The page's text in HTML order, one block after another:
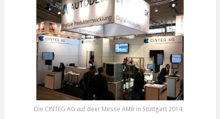
Die CINTEG AG auf deer Messe AMB in Stuttgart 2014.